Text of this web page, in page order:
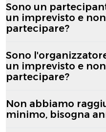
Sono un
un imprevisto e
partecipare?
Sono
un imprevisto e
partecipare?
Non abbiamo
minimo, bisogna